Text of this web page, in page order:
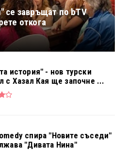
се завръщат по bTV
откога
история" - нов турски
с Хазал Кая ще започне ...
спира "Новите съседи"
"Дивата Нина"